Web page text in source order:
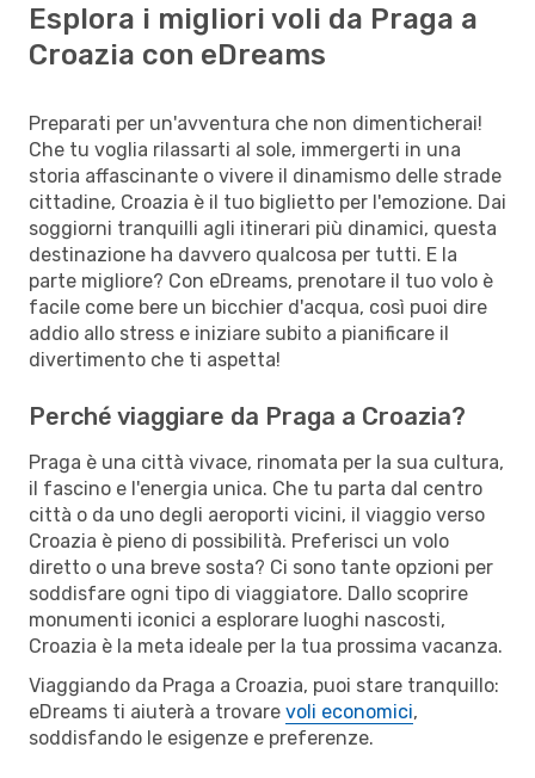
Esplora i migliori voli da Praga a
Croazia con eDreams
Preparati per un'avventura che non dimenticherai!
Che tu voglia rilassarti al sole, immergerti in una
storia affascinante o vivere il dinamismo delle strade
cittadine, Croazia è il tuo biglietto per l'emozione. Dai
soggiorni tranquilli agli itinerari più dinamici, questa
destinazione ha davvero qualcosa per tutti. E la
parte migliore? Con eDreams, prenotare il tuo volo è
facile come bere un bicchier d'acqua, così puoi dire
addio allo stress e iniziare subito a pianificare il
divertimento che ti aspetta!
Perché viaggiare da Praga a Croazia?
Praga è una città vivace, rinomata per la sua cultura,
il fascino e l'energia unica. Che tu parta dal centro
città o da uno degli aeroporti vicini, il viaggio verso
Croazia è pieno di possibilità. Preferisci un volo
diretto o una breve sosta? Ci sono tante opzioni per
soddisfare ogni tipo di viaggiatore. Dallo scoprire
monumenti iconici a esplorare luoghi nascosti,
Croazia è la meta ideale per la tua prossima vacanza.
Viaggiando da Praga a Croazia, puoi stare tranquillo:
eDreams ti aiuterà a trovare voli economici,
soddisfando le esigenze e preferenze.